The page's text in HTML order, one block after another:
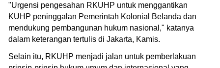
"Urgensi pengesahan RKUHP untuk menggantikan
KUHP peninggalan Pemerintah Kolonial Belanda dan
mendukung pembangunan hukum nasional," katanya
dalam keterangan tertulis di Jakarta, Kamis.
Selain itu, RKUHP menjadi jalan untuk pemberlakuan